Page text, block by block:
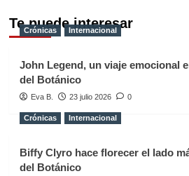
Te puede interesar
Crónicas Internacional
John Legend, un viaje emocional
del Botánico
Eva B. 23 julio 2026 0
Crónicas Internacional
Biffy Clyro hace florecer el lado
del Botánico